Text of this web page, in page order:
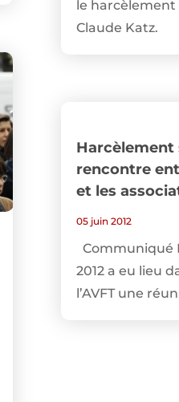
le harcèlement
Claude Katz.
Harcèlement
rencontre
et les
05 juin 2012
Communiqué
2012 a eu lieu
l’AVFT une